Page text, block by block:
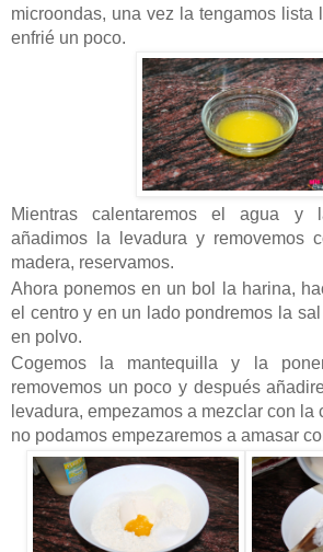
microondas, una vez la tengamos lista
enfrié un poco.
Mientras calentaremos el agua y
añadimos la levadura y removemos
madera, reservamos.
Ahora ponemos en un bol la harina,
el centro y en un lado pondremos la
en polvo.
Cogemos la mantequilla y la
removemos un poco y después
levadura, empezamos a mezclar con la
no podamos empezaremos a amasar